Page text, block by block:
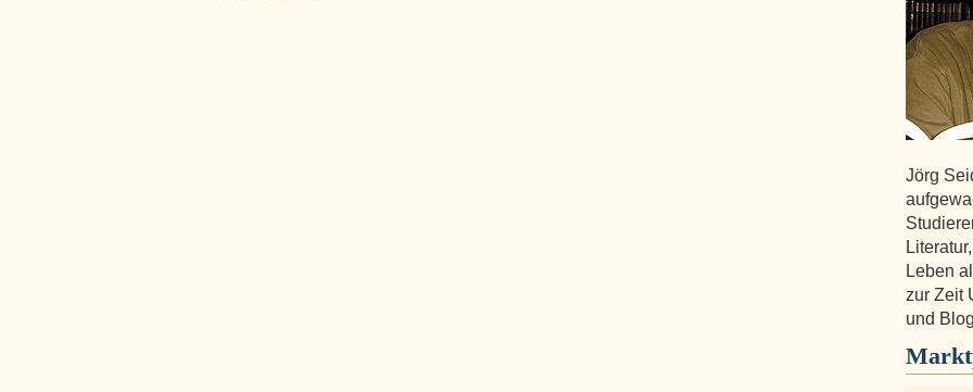
Jörg
Leben
zur Zeit
und